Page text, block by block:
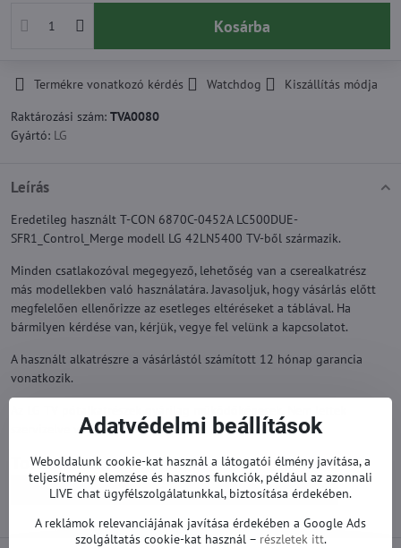
Kosárba
Termékre vonatkozó kérdés Watchdog
Kiszállítás módja
Raktározási szám: TVA0080
Gyártó: LG
Leírás
Eredetileg használt T-CON 6870C-0452A LC500DUE-
SFR1_Control_Merge modell LG 42LN5400 TV-ből származik.
Minden csatlakozóval megegyező, lehetőség van a cserealkatrész
más modellekben való használatára. Javasoljuk, hogy vásárlás előtt
megfelelően ellenőrizze az esetleges eltéréseket a táblával. Ha
bármilyen kérdése van, kérjük, vegye fel velünk a kapcsolatot.
A használt alkatrészre a vásárlástól számított 12 hónap garancia
vonatkozik.
szervizelve vagy javítva.
Továbbiak a kategóriából
Pótalkatrészek | LG TV T-con és egyéb | LG TV
Adatvédelmi beállítások
Weboldalunk cookie-kat használ a látogatói élmény javítása, a
teljesítmény elemzése és hasznos funkciók, például az azonnali
LIVE chat ügyfélszolgálatunkkal, biztosítása érdekében.
A reklámok relevanciájának javítása érdekében a Google Ads
szolgáltatás cookie-kat használ – részletek itt.